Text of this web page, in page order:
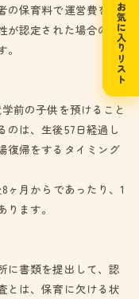
の保育料で運営費をま
認定された場合の
前の子供を預けること
のは、生後57日経過し
復帰をするタイミング
ヶ月からであったり、1
ます。
に書類を提出して、認
とは、保育に欠ける状
お気に入りリスト